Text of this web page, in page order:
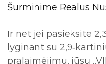
Šurminime Realus
Ir net jei pasieksite
lyginant su
pralaimėjimu, jūsų